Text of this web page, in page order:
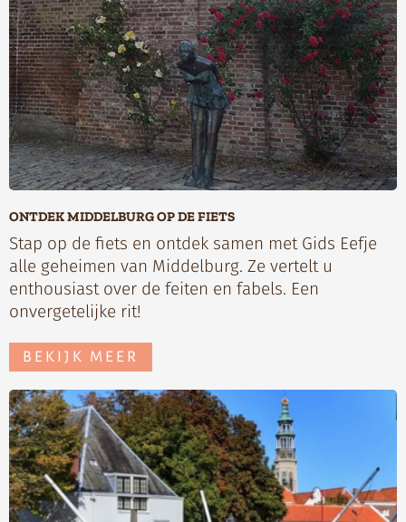
ONTDEK MIDDELBURG OP DE FIETS
Stap op de fiets en ontdek samen met Gids Eefje
alle geheimen van Middelburg. Ze vertelt u
enthousiast over de feiten en fabels. Een
onvergetelijke rit!
BEKIJK MEER